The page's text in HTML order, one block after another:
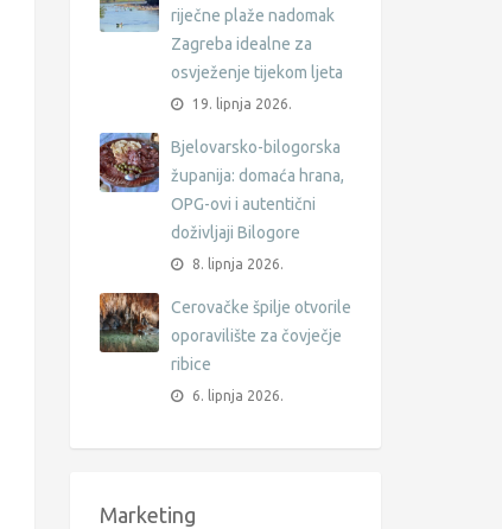
riječne plaže nadomak
Zagreba idealne za
osvježenje tijekom ljeta
19. lipnja 2026.
Bjelovarsko-bilogorska
županija: domaća hrana,
OPG-ovi i autentični
doživljaji Bilogore
8. lipnja 2026.
Cerovačke špilje otvorile
oporavilište za čovječje
ribice
6. lipnja 2026.
Marketing